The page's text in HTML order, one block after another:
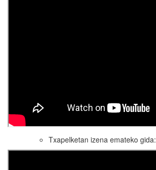
Txapelketan izena emateko gida: